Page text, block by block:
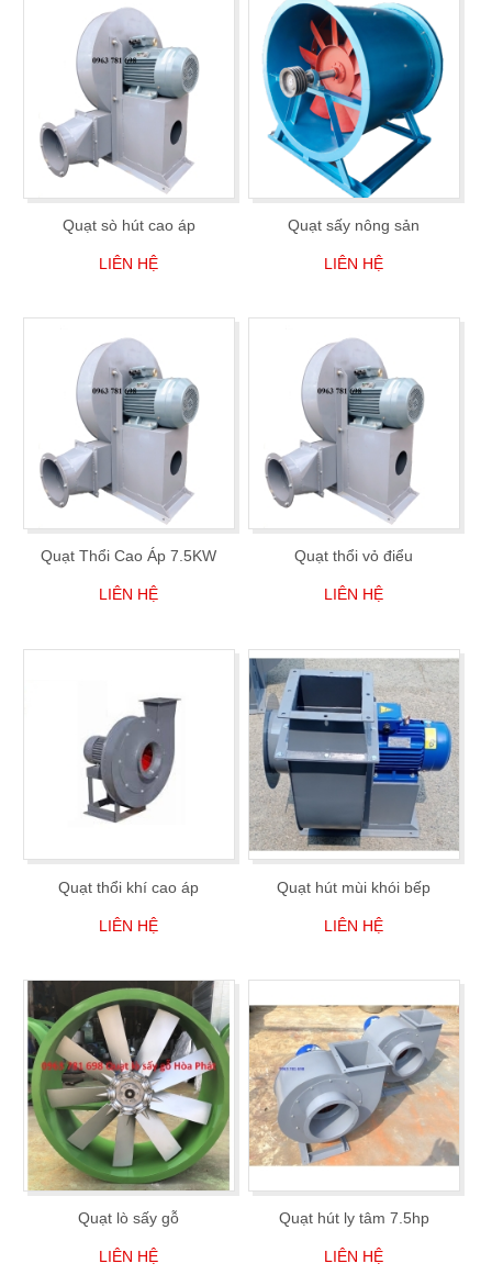
Quạt sò hút cao áp
LIÊN HỆ
Quạt sấy nông sản
LIÊN HỆ
Quạt Thổi Cao Áp 7.5KW
LIÊN HỆ
Quạt thổi vỏ điểu
LIÊN HỆ
Quạt thổi khí cao áp
LIÊN HỆ
Quạt hút mùi khói bếp
LIÊN HỆ
Quạt lò sấy gỗ
LIÊN HỆ
Quạt hút ly tâm 7.5hp
LIÊN HỆ